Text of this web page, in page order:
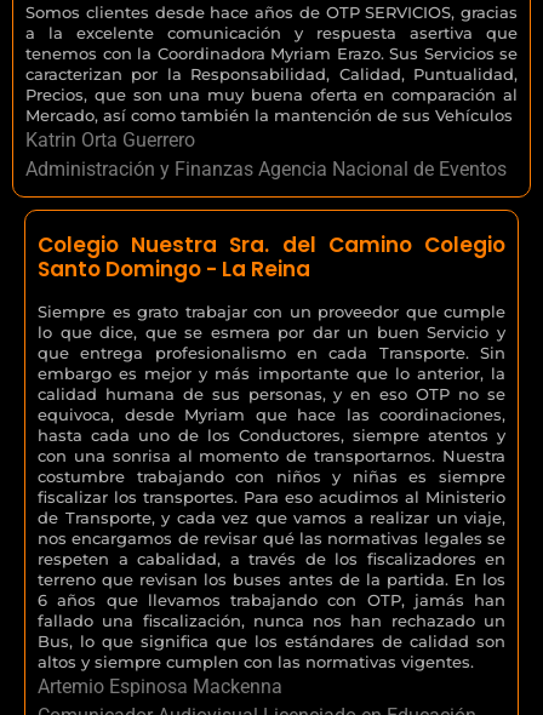
Somos clientes desde hace años de OTP SERVICIOS, gracias
a la excelente comunicación y respuesta asertiva que
tenemos con la Coordinadora Myriam Erazo. Sus Servicios se
caracterizan por la Responsabilidad, Calidad, Puntualidad,
Precios, que son una muy buena oferta en comparación al
Mercado, así como también la mantención de sus Vehículos
Katrin Orta Guerrero
Administración y Finanzas Agencia Nacional de Eventos
Colegio Nuestra Sra. del Camino Colegio
Santo Domingo - La Reina
Siempre es grato trabajar con un proveedor que cumple
lo que dice, que se esmera por dar un buen Servicio y
que entrega profesionalismo en cada Transporte. Sin
embargo es mejor y más importante que lo anterior, la
calidad humana de sus personas, y en eso OTP no se
equivoca, desde Myriam que hace las coordinaciones,
hasta cada uno de los Conductores, siempre atentos y
con una sonrisa al momento de transportarnos. Nuestra
costumbre trabajando con niños y niñas es siempre
fiscalizar los transportes. Para eso acudimos al Ministerio
de Transporte, y cada vez que vamos a realizar un viaje,
nos encargamos de revisar qué las normativas legales se
respeten a cabalidad, a través de los fiscalizadores en
terreno que revisan los buses antes de la partida. En los
6 años que llevamos trabajando con OTP, jamás han
fallado una fiscalización, nunca nos han rechazado un
Bus, lo que significa que los estándares de calidad son
altos y siempre cumplen con las normativas vigentes.
Artemio Espinosa Mackenna